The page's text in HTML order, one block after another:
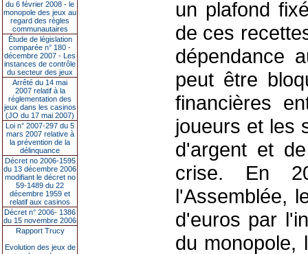
du 6 février 2008 - le
monopole des jeux au
regard des règles
communautaires
Étude de législation
comparée n° 180 -
décembre 2007 - Les
instances de contrôle
du secteur des jeux
Arrêté du 14 mai
2007 relatif à la
réglementation des
jeux dans les casinos
(JO du 17 mai 2007)
Loi n° 2007-297 du 5
mars 2007 relative à
la prévention de la
délinquance
Décret no 2006-1595
du 13 décembre 2006
modifiant le décret no
59-1489 du 22
décembre 1959 et
relatif aux casinos
Décret n° 2006- 1386
du 15 novembre 2006
Rapport Trucy
Evolution des jeux de
un plafond
de ces
dépendance
peut être
financières
joueurs et les
d'argent et
crise. En
l'Assemblée,
d'euros par
du monopole,